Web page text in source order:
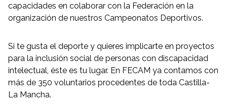
capacidades en colaborar con la Federación en la
organización de nuestros Campeonatos Deportivos.
Si te gusta el deporte y quieres implicarte en proyectos
para la inclusión social de personas con discapacidad
intelectual, éste es tu lugar. En FECAM ya contamos con
más de 350 voluntarios procedentes de toda Castilla-
La Mancha.